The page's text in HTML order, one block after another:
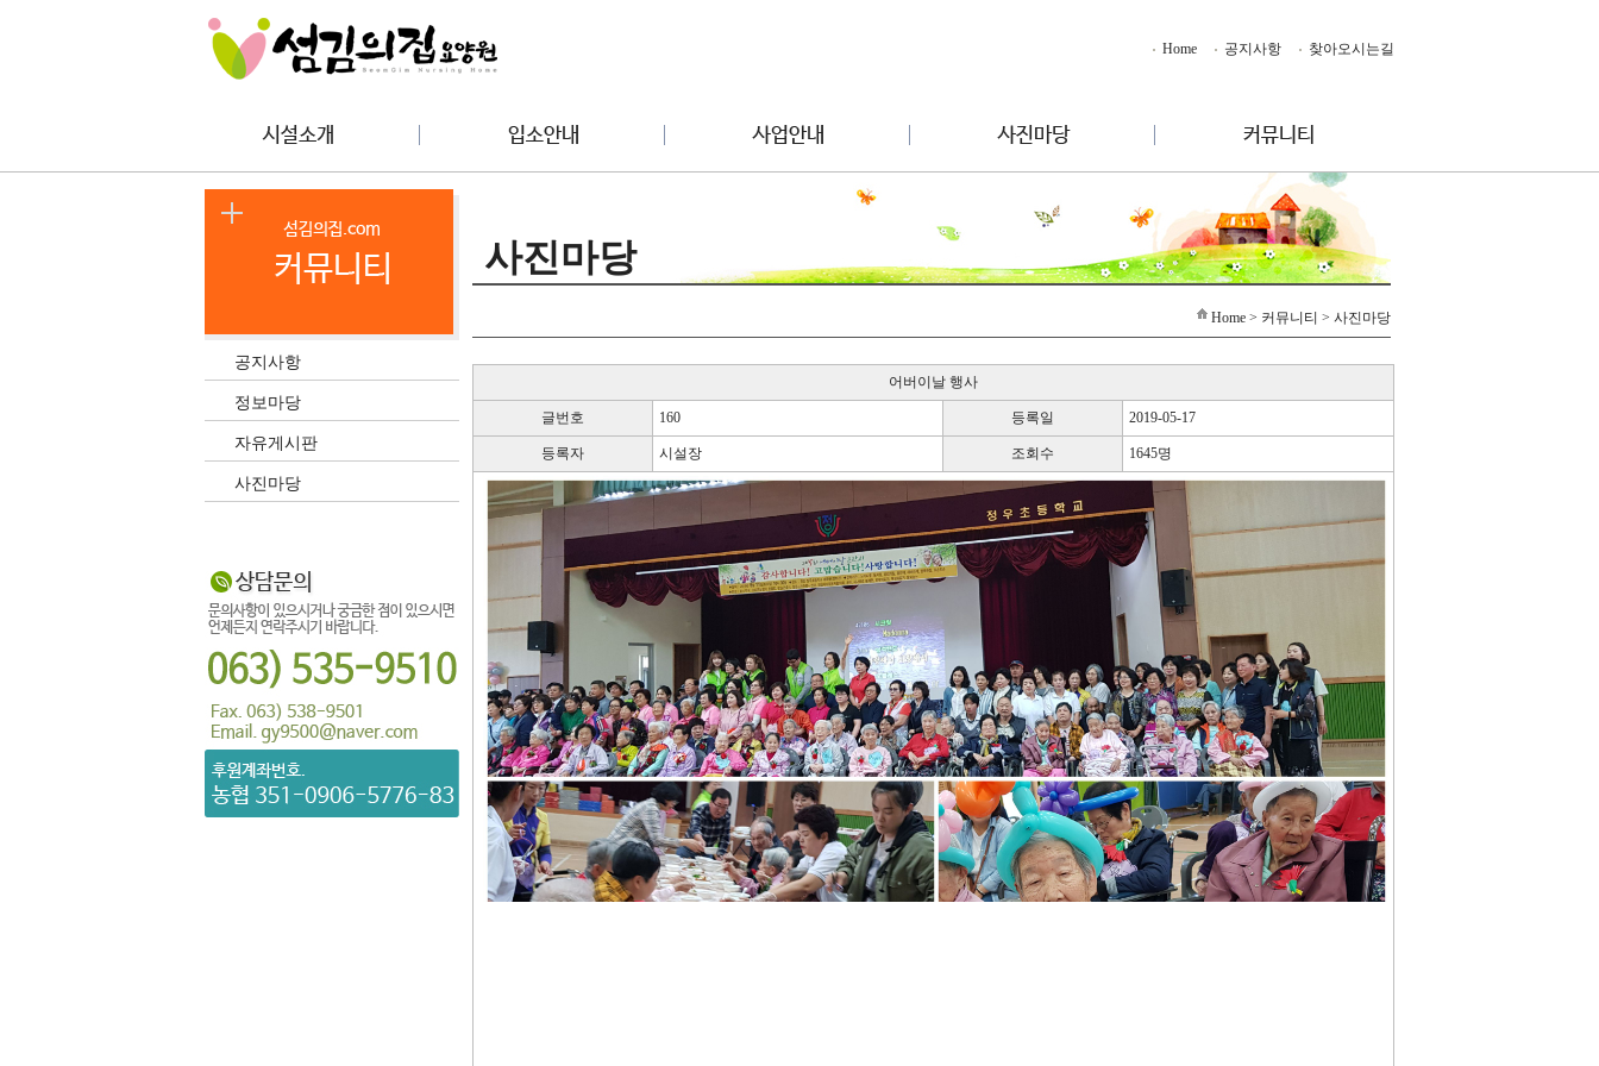
Home 공지사항 찾아오시는길
공지사항
정보마당
자유게시판
사진마당
사진마당
Home > 커뮤니티 > 사진마당
어버이날 행사
글번호 160 등록일 2019-05-17
등록자 시설장 조회수 1645명